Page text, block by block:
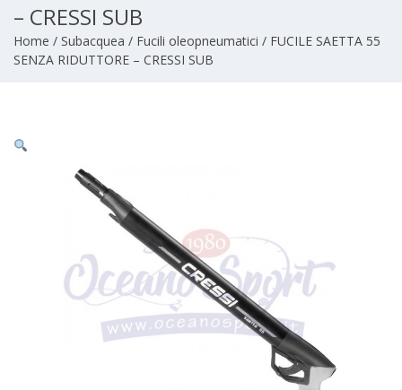
– CRESSI SUB
Home / Subacquea / Fucili oleopneumatici / FUCILE SAETTA 55
SENZA RIDUTTORE – CRESSI SUB